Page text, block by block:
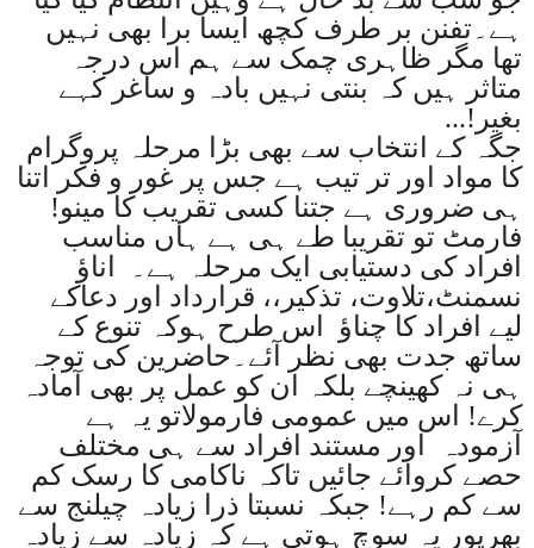
ہے۔تفنن بر طرف کچھ ایسا برا بھی نہیں
تھا مگر ظاہری چمک سے ہم اس درجہ
متاثر ہیں کہ بنتی نہیں بادہ و ساغر کہے
بغیر ...!
جگہ کے انتخاب سے بھی بڑا مرحلہ پروگرام
کا مواد اور تر تیب ہے جس پر غور و فکر اتنا
ہی ضروری ہے جتنا کسی تقریب کا مینو!
فارمٹ تو تقریبا طے ہی ہے ہاں مناسب
افراد کی دستیابی ایک مرحلہ ہے۔ اناؤ
نسمنٹ،تلاوت، تذکیر،، قرارداد اور دعاکے
لیے افراد کا چناؤ اس طرح ہوکہ تنوع کے
ساتھ جدت بھی نظر آئے۔حاضرین کی توجہ
ہی نہ کھینچے بلکہ ان کو عمل پر بھی آمادہ
کرے! اس میں عمومی فارمولاتو یہ ہے
آزمودہ اور مستند افراد سے ہی مختلف
حصے کروائے جائیں تاکہ ناکامی کا رسک کم
سے کم رہے! جبکہ نسبتا ذرا زیادہ چیلنج سے
بھرپور یہ سوچ ہوتی ہے کہ زیادہ سے زیادہ